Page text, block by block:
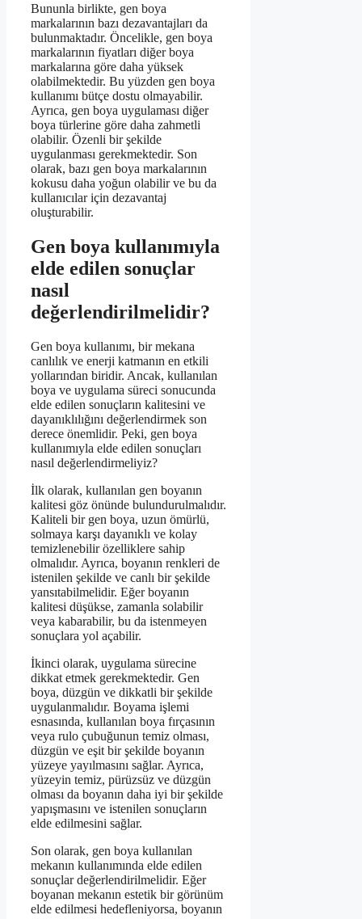
Bununla birlikte, gen boya
markalarının bazı dezavantajları da
bulunmaktadır. Öncelikle, gen boya
markalarının fiyatları diğer boya
markalarına göre daha yüksek
olabilmektedir. Bu yüzden gen boya
kullanımı bütçe dostu olmayabilir.
Ayrıca, gen boya uygulaması diğer
boya türlerine göre daha zahmetli
olabilir. Özenli bir şekilde
uygulanması gerekmektedir. Son
olarak, bazı gen boya markalarının
kokusu daha yoğun olabilir ve bu da
kullanıcılar için dezavantaj
oluşturabilir.
Gen boya kullanımıyla
elde edilen sonuçlar
nasıl
değerlendirilmelidir?
Gen boya kullanımı, bir mekana
canlılık ve enerji katmanın en etkili
yollarından biridir. Ancak, kullanılan
boya ve uygulama süreci sonucunda
elde edilen sonuçların kalitesini ve
dayanıklılığını değerlendirmek son
derece önemlidir. Peki, gen boya
kullanımıyla elde edilen sonuçları
nasıl değerlendirmeliyiz?
İlk olarak, kullanılan gen boyanın
kalitesi göz önünde bulundurulmalıdır.
Kaliteli bir gen boya, uzun ömürlü,
solmaya karşı dayanıklı ve kolay
temizlenebilir özelliklere sahip
olmalıdır. Ayrıca, boyanın renkleri de
istenilen şekilde ve canlı bir şekilde
yansıtabilmelidir. Eğer boyanın
kalitesi düşükse, zamanla solabilir
veya kabarabilir, bu da istenmeyen
sonuçlara yol açabilir.
İkinci olarak, uygulama sürecine
dikkat etmek gerekmektedir. Gen
boya, düzgün ve dikkatli bir şekilde
uygulanmalıdır. Boyama işlemi
esnasında, kullanılan boya fırçasının
veya rulo çubuğunun temiz olması,
düzgün ve eşit bir şekilde boyanın
yüzeye yayılmasını sağlar. Ayrıca,
yüzeyin temiz, pürüzsüz ve düzgün
olması da boyanın daha iyi bir şekilde
yapışmasını ve istenilen sonuçların
elde edilmesini sağlar.
Son olarak, gen boya kullanılan
mekanın kullanımında elde edilen
sonuçlar değerlendirilmelidir. Eğer
boyanan mekanın estetik bir görünüm
elde edilmesi hedefleniyorsa, boyanın